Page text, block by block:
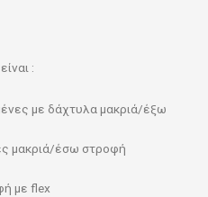
:
με δάχτυλα μακριά/έξω
μακριά/έσω στροφή
με flex